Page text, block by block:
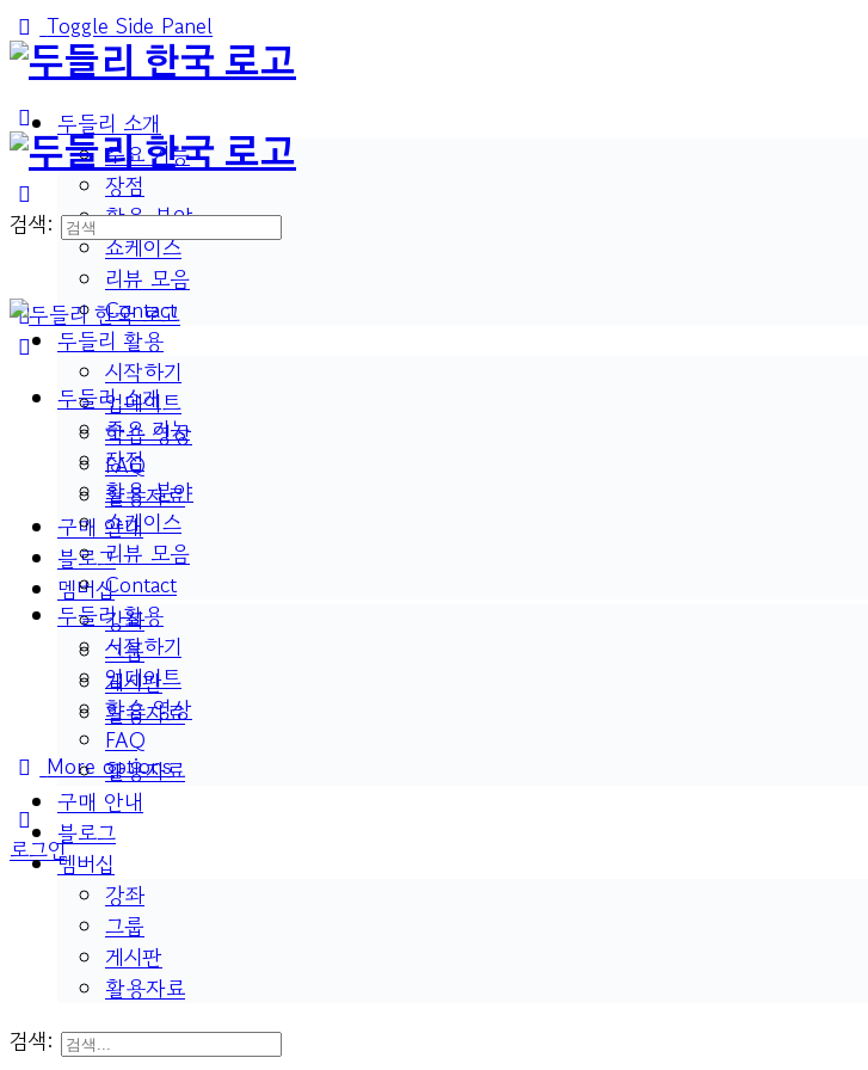
Toggle Side Panel
두들리 소개
주요 기능
장점
활용 분야
쇼케이스
리뷰 모음
Contact
두들리 활용
시작하기
업데이트
학습 영상
FAQ
활용자료
구매 안내
블로그
멤버십
강좌
그룹
게시판
활용자료
More options
로그인
검색:
두들리 소개
주요 기능
장점
활용 분야
쇼케이스
리뷰 모음
Contact
두들리 활용
시작하기
업데이트
학습 영상
FAQ
활용자료
구매 안내
블로그
멤버십
강좌
그룹
게시판
활용자료
검색: